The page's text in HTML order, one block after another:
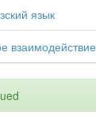
язык
взаимодействие